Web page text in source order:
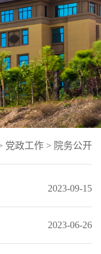
党政工作 > 院务公开
2023-09-15
2023-06-26